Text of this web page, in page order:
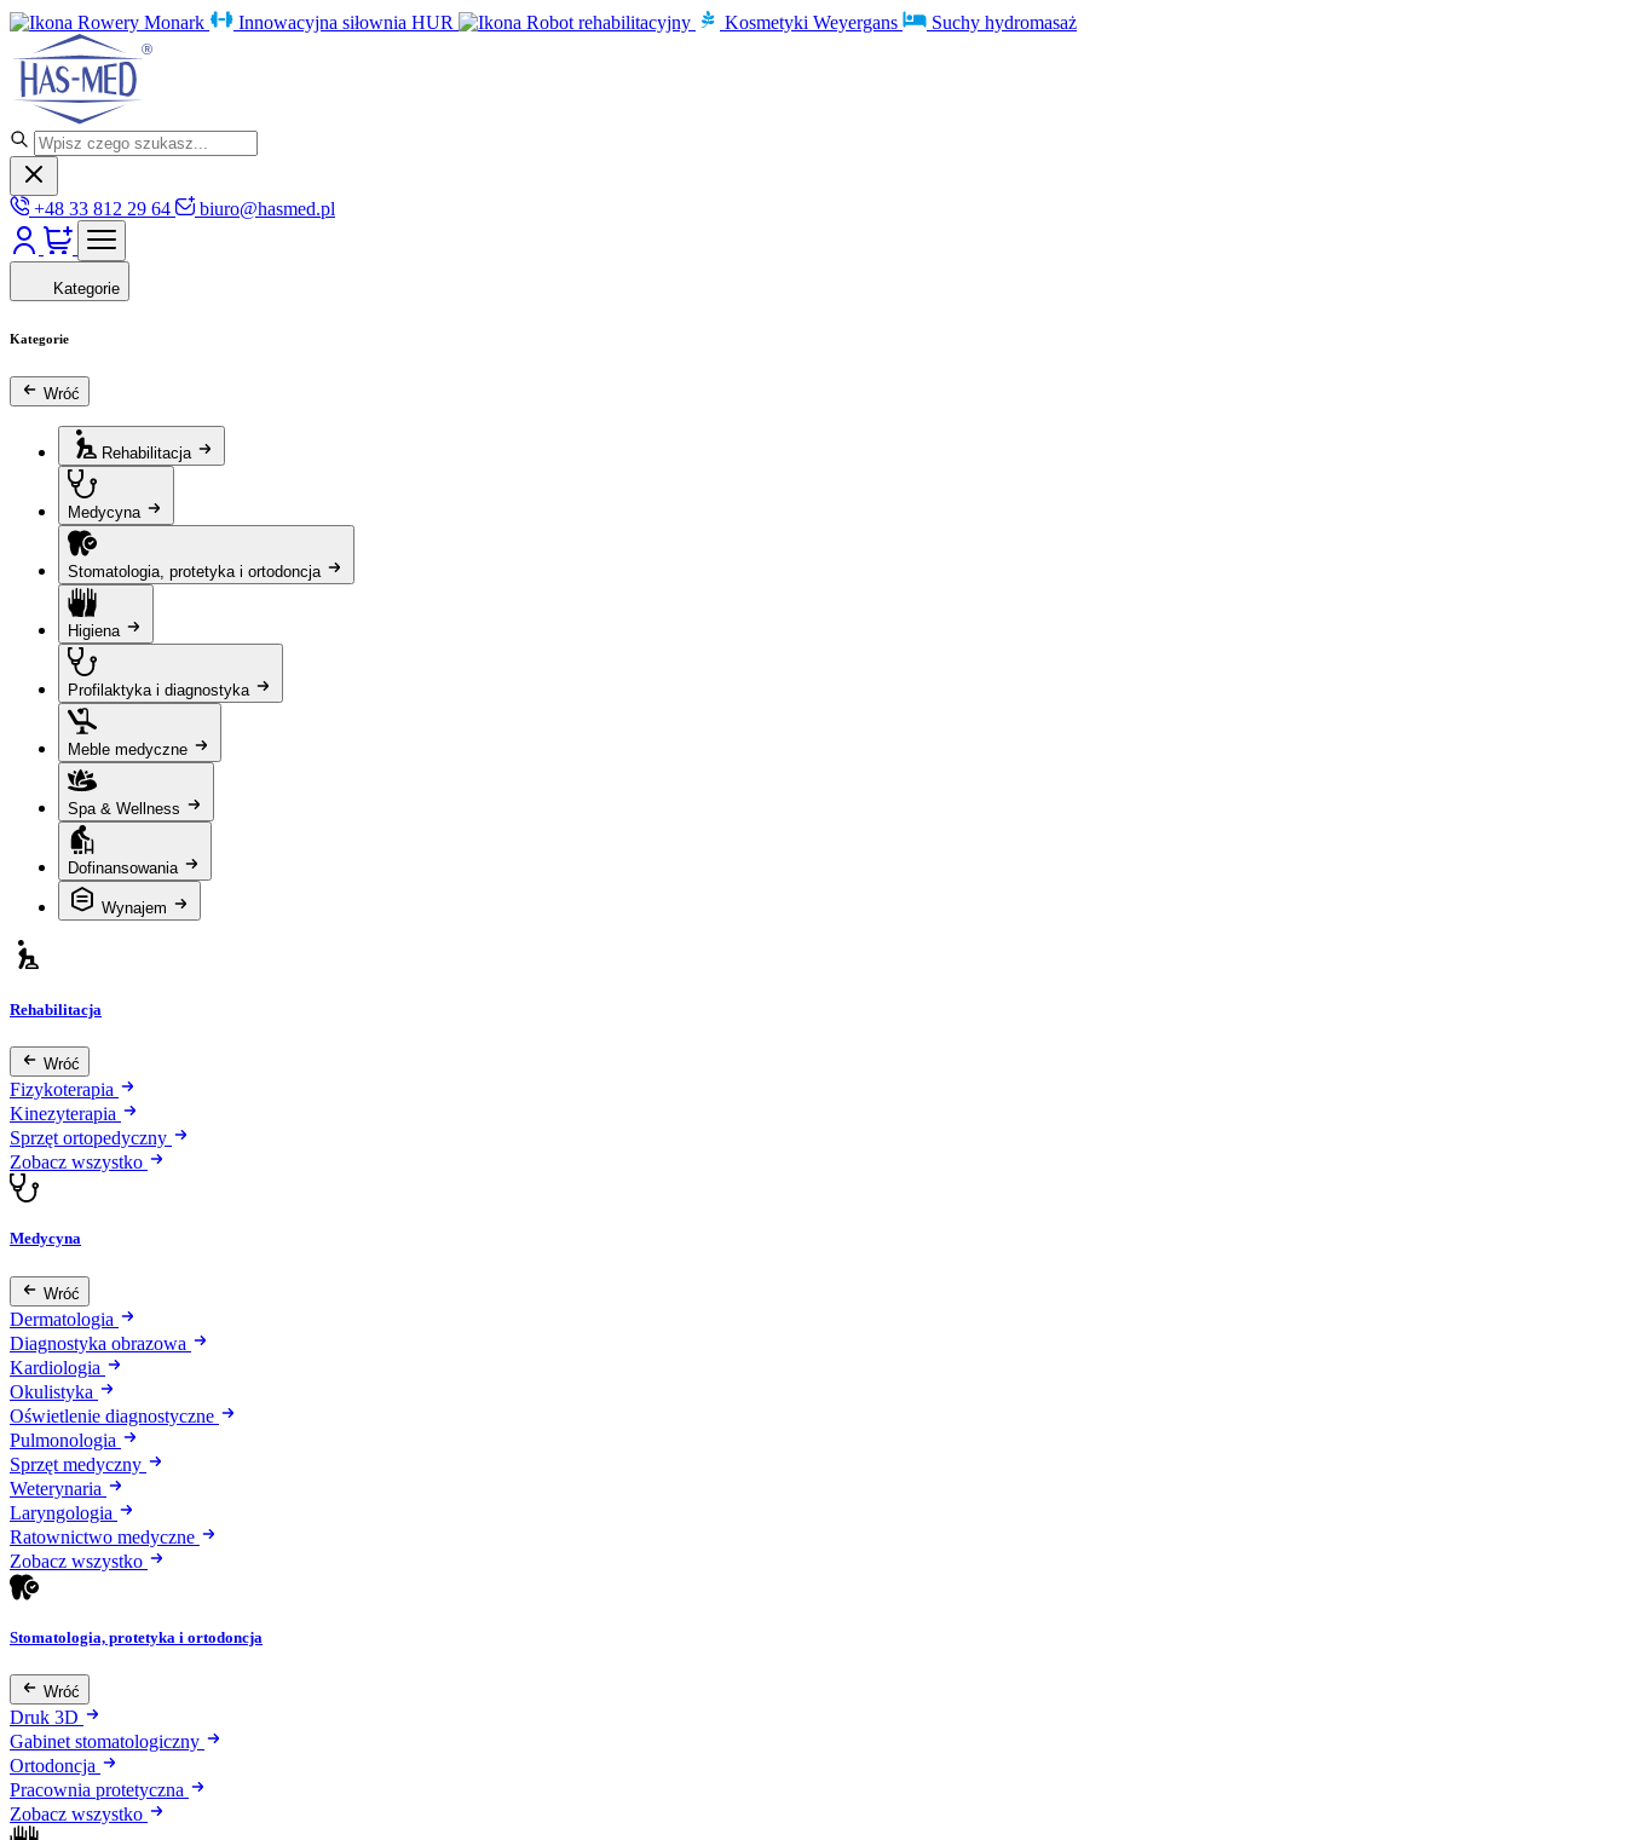
Rowery Monark Innowacyjna siłownia HUR Robot rehabilitacyjny Kosmetyki Weyergans Suchy hydromasaż
+48 33 812 29 64 biuro@hasmed.pl
Kategorie
Kategorie
Wróć
Rehabilitacja
Medycyna
Stomatologia, protetyka i ortodoncja
Higiena
Profilaktyka i diagnostyka
Meble medyczne
Spa & Wellness
Dofinansowania
Wynajem
Rehabilitacja
Wróć
Fizykoterapia
Kinezyterapia
Sprzęt ortopedyczny
Zobacz wszystko
Medycyna
Wróć
Dermatologia
Diagnostyka obrazowa
Kardiologia
Okulistyka
Oświetlenie diagnostyczne
Pulmonologia
Sprzęt medyczny
Weterynaria
Laryngologia
Ratownictwo medyczne
Zobacz wszystko
Stomatologia, protetyka i ortodoncja
Wróć
Druk 3D
Gabinet stomatologiczny
Ortodoncja
Pracownia protetyczna
Zobacz wszystko